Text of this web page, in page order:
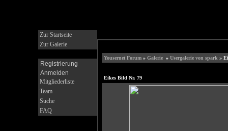
Zur Startseite
Zur Galerie
Registrierung
Anmelden
Mitgliederliste
Team
Suche
FAQ
Yousernet Forum» Galerie» Usergalerie von spark »
Eikes Bild Nr. 79